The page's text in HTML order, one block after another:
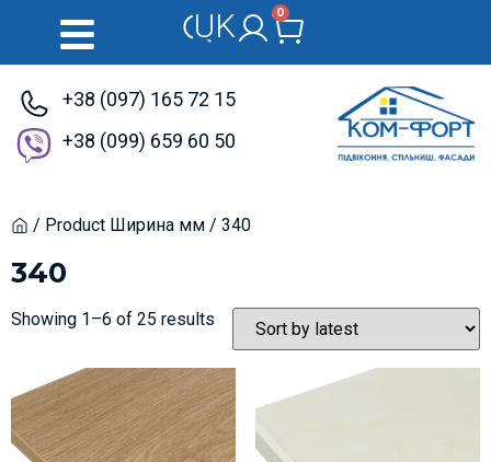
UK
RU 0
+38 (097) 165 72 15
+38 (099) 659 60 50
Home
/ Product Ширина мм / 340
340
Showing 1–6 of 25 results